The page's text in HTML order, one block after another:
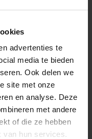
advertenties te
media te bieden
Ook delen we
site met onze
en analyse. Deze
met andere
of die ze hebben
van hun services.